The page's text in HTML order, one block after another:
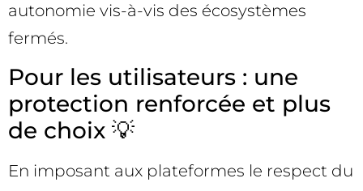
autonomie vis-à-vis des écosystèmes
fermés.
Pour les utilisateurs : une
protection renforcée et plus
de choix 💡
En imposant aux plateformes le respect du